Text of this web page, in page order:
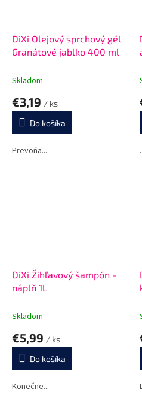
DiXi Olejový sprchový gél
Granátové jablko 400 ml
Skladom
€3,19 / ks
Do košíka
Prevoňa...
DiXi Žihľavový šampón -
náplň 1L
Skladom
€5,99 / ks
Do košíka
Konečne...